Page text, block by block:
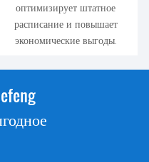
оптимизирует штатное
расписание и повышает
экономические выгоды.